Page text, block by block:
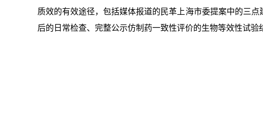
质效的有效途径，包括媒体报道的民革上海市委提案中的三
后的日常检查、完整公示仿制药一致性评价的生物等效性试验